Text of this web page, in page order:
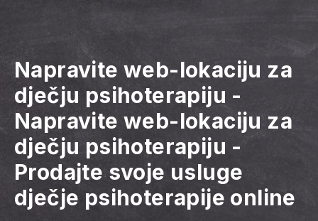
Napravite web-lokaciju za
dječju psihoterapiju -
Napravite web-lokaciju za
dječju psihoterapiju -
Prodajte svoje usluge
dječje psihoterapije online